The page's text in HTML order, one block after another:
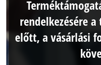
rendelkezésére
előtt, a vásárlási